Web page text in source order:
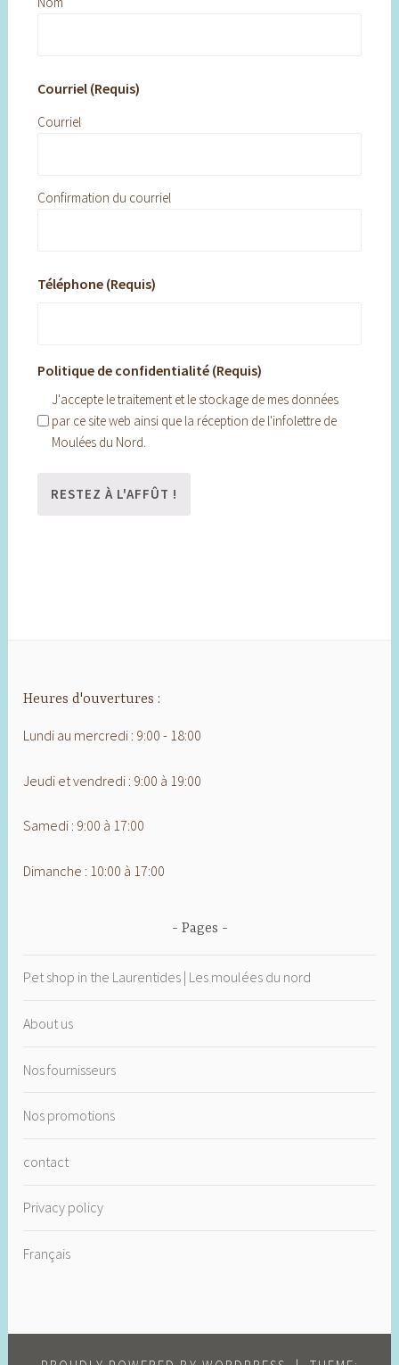
Courriel (Requis)
Courriel
Confirmation du courriel
Téléphone (Requis)
Politique de confidentialité (Requis)
J'accepte le traitement et le stockage de mes données
par ce site web ainsi que la réception de l'infolettre de
Moulées du Nord.
Heures d'ouvertures :
Lundi au mercredi : 9:00 - 18:00
Jeudi et vendredi : 9:00 à 19:00
Samedi : 9:00 à 17:00
Dimanche : 10:00 à 17:00
Pages
Pet shop in the Laurentides | Les moulées du nord
About us
Nos fournisseurs
Nos promotions
contact
Privacy policy
Français